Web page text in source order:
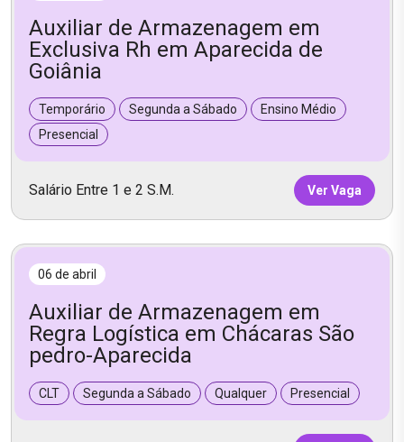
Auxiliar de Armazenagem em
Exclusiva Rh em Aparecida de
Goiânia
Temporário Segunda a Sábado
Ensino Médio
Presencial
Salário Entre 1 e 2 S.M. Ver Vaga
06 de abril
Auxiliar de Armazenagem em
Regra Logística em Chácaras São
pedro-Aparecida
CLT Segunda a Sábado Qualquer Presencial